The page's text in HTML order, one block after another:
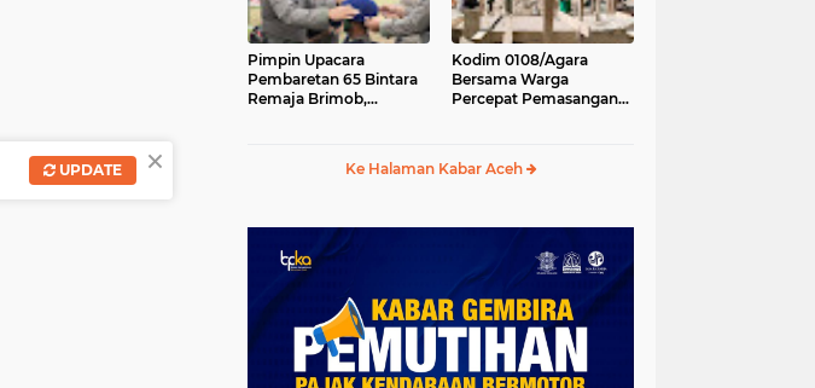
Pimpin Upacara
Pembaretan 65 Bintara
Remaja Brimob,
Kodim 0108/Agara
Bersama Warga
Percepat Pemasangan
Ke Halaman Kabar Aceh
×
UPDATE